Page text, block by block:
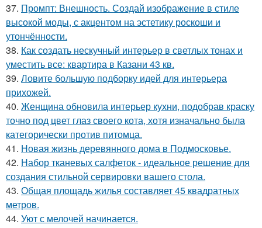
37. Промпт: Внешность. Создай изображение в стиле
высокой моды, с акцентом на эстетику роскоши и
утончённости.
38. Как создать нескучный интерьер в светлых тонах и
уместить все: квартира в Казани 43 кв.
39. Ловите большую подборку идей для интерьера
прихожей.
40. Женщина обновила интерьер кухни, подобрав краску
точно под цвет глаз своего кота, хотя изначально была
категорически против питомца.
41. Новая жизнь деревянного дома в Подмосковье.
42. Набор тканевых салфеток - идеальное решение для
создания стильной сервировки вашего стола.
43. Общая площадь жилья составляет 45 квадратных
метров.
44. Уют с мелочей начинается.